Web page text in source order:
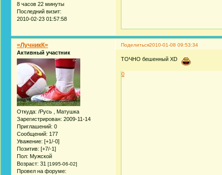
8 часов 22 минуты
Последний визит:
2010-02-23 01:57:58
Поделиться2010-01-08 09:53:34
=ЛучникК=
Активный участник
Откуда: /Русь , Матушка
Зарегистрирован: 2009-11-14
Приглашений: 0
Сообщений: 177
Уважение: [+1/-0]
Позитив: [+7/-1]
Пол: Мужской
Возраст: 31 [1995-06-02]
Провел на форуме:
ТОЧНО бешенный XD
0